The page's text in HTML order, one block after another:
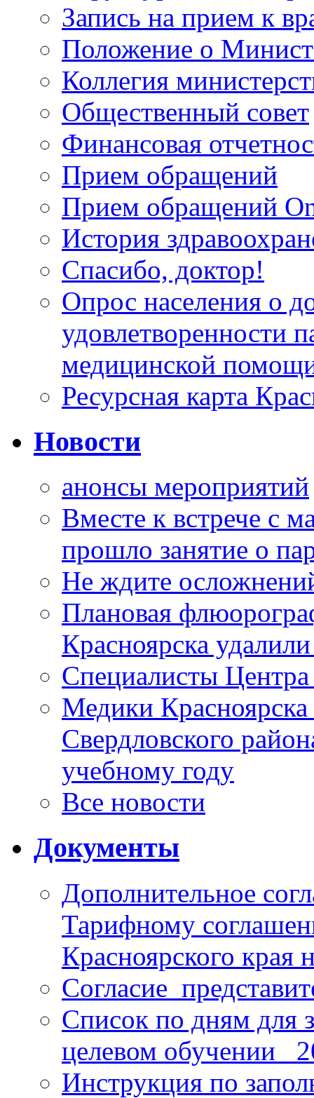
Запись на прием к
Положение о
Коллегия
Общественный совет
Финансовая
Прием обращений
Прием обращений
История
Спасибо, доктор!
Опрос населения о
удовлетворенности
медицинской
Ресурсная карта
Новости
анонсы мероприятий
Вместе к встрече с
прошло занятие о
Не ждите
Плановая
Красноярска
Специалисты
Медики
Свердловского
учебному году
Все новости
Документы
Дополнительное
Тарифному
Красноярского края
Список по дням для
целевом обучении_
Инструкция по